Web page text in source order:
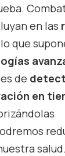
en las
que
de
en
salud.